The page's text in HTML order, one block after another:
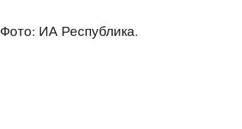
Фото: ИА Республика.